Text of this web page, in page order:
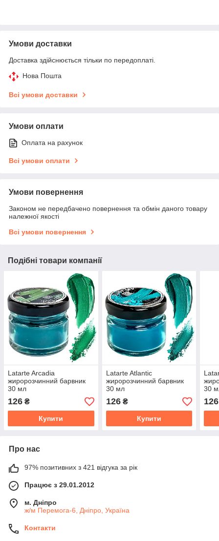
Умови доставки
Доставка здійснюється тільки по передоплаті.
Нова Пошта
Всі умови доставки
Умови оплати
Оплата на рахунок
Всі умови оплати
Умови повернення
Законом не передбачено повернення та обмін даного товару
належної якості
Всі умови повернення
Подібні товари компанії
Latarte Arcadia
жиророзчинний барвник
30 мл
126 ₴
Купити
Latarte Atlantic
жиророзчинний барвник
30 мл
126₴
Купити
30
126
Про нас
97% позитивних з 421 відгука за рік
Працює з 29.01.2012
м. Дніпро
ж/м Перемога-6, Дніпро, Україна
Контакти